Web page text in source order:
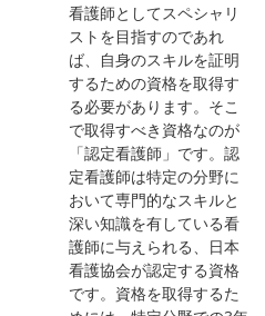
看護師としてスペシャリ
ストを目指すのであれ
ば、自身のスキルを証明
するための資格を取得す
る必要があります。そこ
で取得すべき資格なのが
「認定看護師」です。認
定看護師は特定の分野に
おいて専門的なスキルと
深い知識を有している看
護師に与えられる、日本
看護協会が認定する資格
です。資格を取得するた